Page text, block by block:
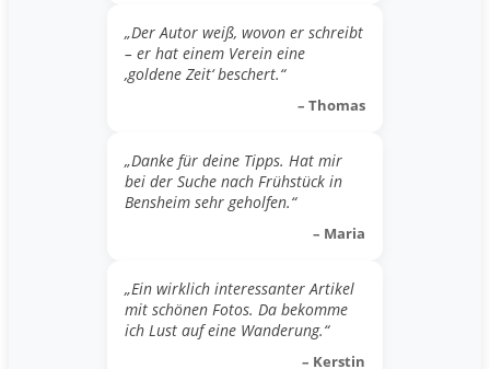
„Der Autor weiß, wovon er schreibt
– er hat einem Verein eine
‚goldene Zeit‘ beschert.“
– Thomas
„Danke für deine Tipps. Hat mir
bei der Suche nach Frühstück in
Bensheim sehr geholfen.“
– Maria
„Ein wirklich interessanter Artikel
mit schönen Fotos. Da bekomme
ich Lust auf eine Wanderung.“
– Kerstin